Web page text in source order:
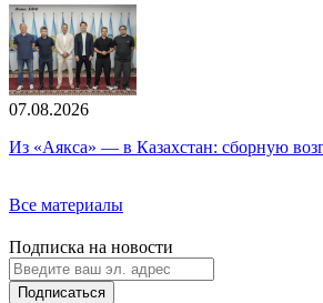
07.08.2026
Из «Аякса» — в Казахстан: сборную
Все материалы
Подписка на новости
Подписаться